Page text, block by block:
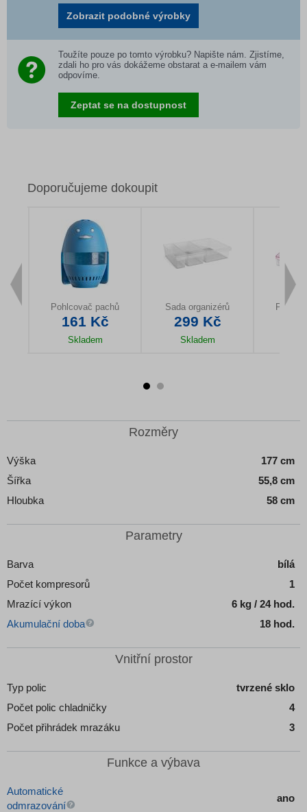
Zobrazit podobné výrobky
Toužíte pouze po tomto výrobku? Napište nám. Zjistíme,
zdali ho pro vás dokážeme obstarat a e-mailem vám
odpovíme.
Zeptat se na dostupnost
Doporučujeme dokoupit
Pohlcovač pachů
161 Kč
Skladem
Sada organizérů
299 Kč
Skladem
Rozměry
Výška
177 cm
Šířka
55,8 cm
Hloubka
58 cm
Parametry
Barva
bílá
Počet kompresorů
1
Mrazící výkon
6 kg / 24 hod.
Akumulační doba
18 hod.
Vnitřní prostor
Typ polic
tvrzené sklo
Počet polic chladničky
4
Počet přihrádek mrazáku
3
Funkce a výbava
Automatické
odmrazování
ano